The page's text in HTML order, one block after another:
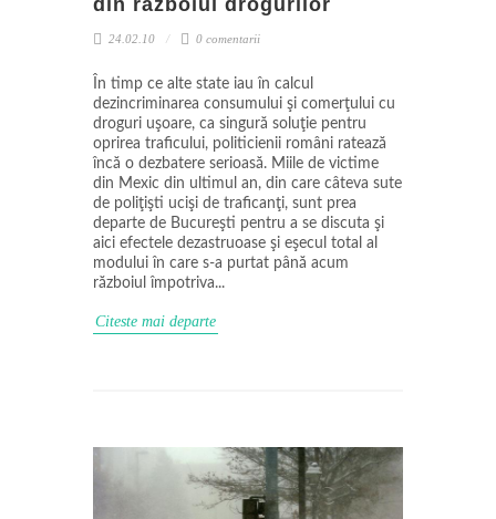
din războiul drogurilor
24.02.10 0 comentarii
În timp ce alte state iau în calcul
dezincriminarea consumului şi comerţului cu
droguri uşoare, ca singură soluţie pentru
oprirea traficului, politicienii români ratează
încă o dezbatere serioasă. Miile de victime
din Mexic din ultimul an, din care câteva sute
de poliţişti ucişi de traficanţi, sunt prea
departe de Bucureşti pentru a se discuta şi
aici efectele dezastruoase şi eşecul total al
modului în care s-a purtat până acum
războiul împotriva...
Citeste mai departe